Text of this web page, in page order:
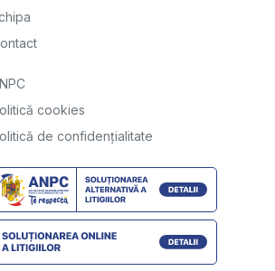
cookies
de confidențialitate